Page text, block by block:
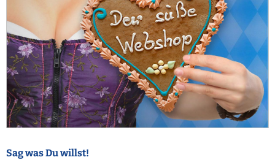
Sag was Du willst!